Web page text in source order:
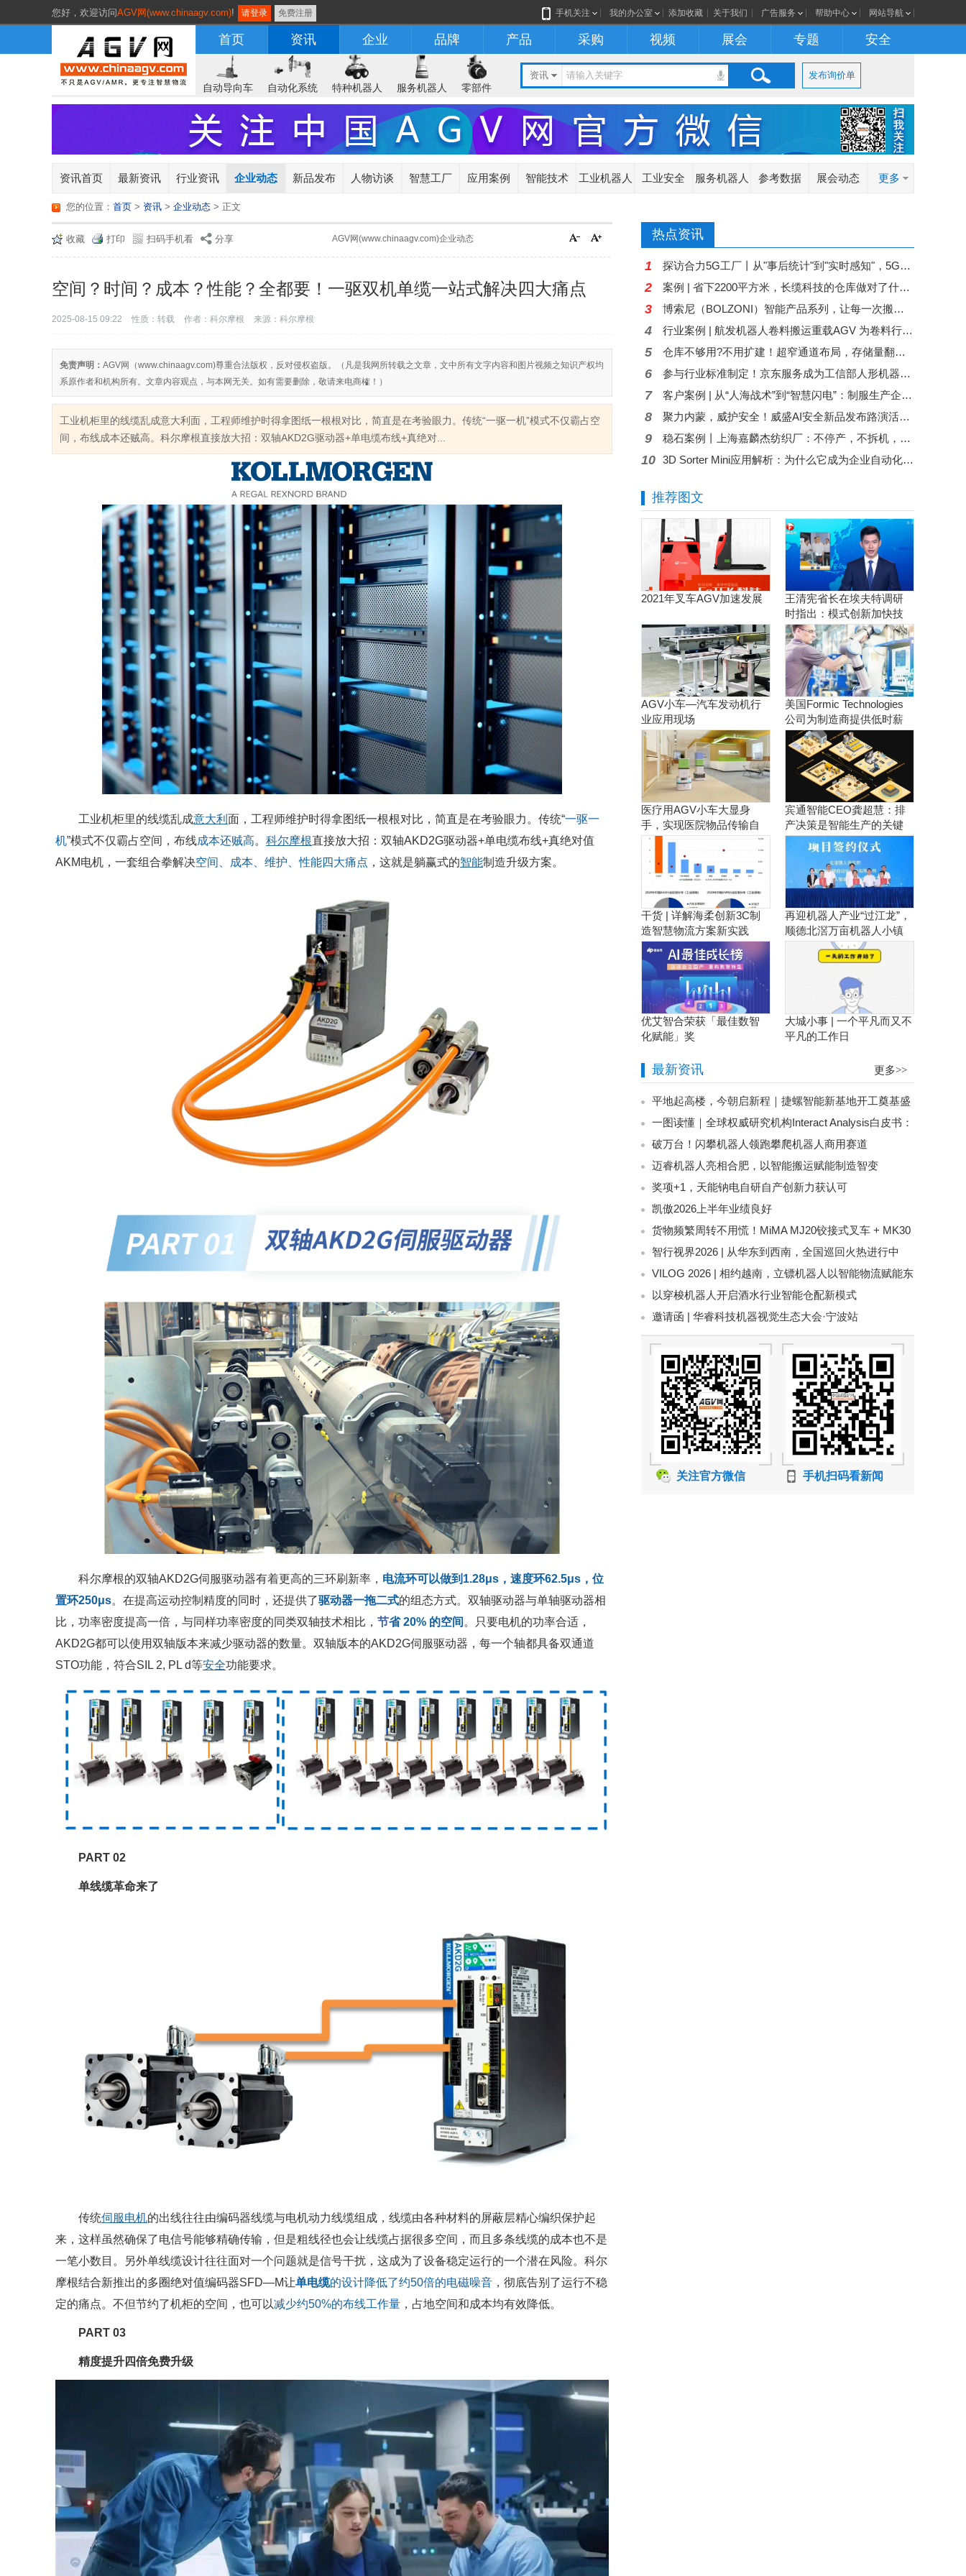
您好， 欢迎访问AGV网(www.chinaagv.com)! 请登录 免费注册 手机关注 我的办公室 添加收藏 关于我们 广告服务 帮助中心 网站导航
首页 资讯 企业 品牌 产品 采购 视频 展会 专题 安全
自动导向车 自动化系统 特种机器人 服务机器人 零部件
资讯 发布询价单
资讯首页 最新资讯 行业资讯 企业动态 新品发布 人物访谈 智慧工厂 应用案例 智能技术 工业机器人 工业安全 服务机器人 参考数据 展会动态 更多
您的位置： 首页 > 资讯 > 企业动态 > 正文
收藏 打印 扫码手机看 分享 AGV网(www.chinaagv.com)企业动态
空间？时间？成本？性能？全都要！一驱双机单缆一站式解决四大痛点
2025-08-15 09:22 性质：转载 作者：科尔摩根 来源：科尔摩根
免责声明： AGV网（www.chinaagv.com)尊重合法版权，反对侵权盗版。（凡是我网所转载之文章，文中所有文字内容和图片视频之知识产权均
系原作者和机构所有。文章内容观点，与本网无关。如有需要删除，敬请来电商榷！）
工业机柜里的线缆乱成意大利面，工程师维护时得拿图纸一根根对比，简直是在考验眼力。传统“一驱一机”模式不仅霸占空
间，布线成本还贼高。科尔摩根直接放大招：双轴AKD2G驱动器+单电缆布线+真绝对...
工业机柜里的线缆乱成意大利 面，工程师维护时得拿图纸一根根对比，简直是在考验眼力。传统“一驱一
机”模式不仅霸占空间，布线成本还贼高。 科尔摩根直接放大招：双轴AKD2G驱动器+单电缆布线+真绝对值
AKM电机，一套组合拳解决空间、成本、维护、性能四大痛点 ，这就是躺赢式的智能制造升级方案。
科尔摩根的双轴AKD2G伺服驱动器有着更高的三环刷新率， 电流环可以做到1.28μs，速度环62.5μs，位
置环250μs。在提高运动控制精度的同时，还提供了驱动器一拖二式的组态方式。双轴驱动器与单轴驱动器相
比，功率密度提高一倍，与同样功率密度的同类双轴技术相比， 节省 20% 的空间 。只要电机的功率合适，
AKD2G都可以使用双轴版本来减少驱动器的数量。双轴版本的AKD2G伺服驱动器，每一个轴都具备双通道
STO功能，符合SIL 2, PL d等安全功能要求。
PART 02
单线缆革命来了
传统伺服电机的出线往往由编码器线缆与电机动力线缆组成，线缆由各种材料的屏蔽层精心编织保护起
来，这样虽然确保了电信号能够精确传输，但是粗线径也会让线缆占据很多空间，而且多条线缆的成本也不是
一笔小数目。另外单线缆设计往往面对一个问题就是信号干扰，这成为了设备稳定运行的一个潜在风险。科尔
摩根结合新推出的多圈绝对值编码器SFD—M让单电缆的设计降低了约50倍的电磁噪音 ，彻底告别了运行不稳
定的痛点。不但节约了机柜的空间，也可以减少约50%的布线工作量 ，占地空间和成本均有效降低。
PART 03
精度提升四倍免费升级
热点资讯
1 探访合力5G工厂丨从"事后统计"到"实时感知"，5G让离散制造车间更"聪明"
2 案例 | 省下2200平方米，长缆科技的仓库做对了什么？
3 博索尼（BOLZONI）智能产品系列，让每一次搬运都更加智慧
4 行业案例 | 航发机器人卷料搬运重载AGV 为卷料行业运输难题“卷”出高效解决方案
5 仓库不够用?不用扩建！超窄通道布局，存储量翻倍，MiMA1.6吨站驾三向堆垛式叉车+智慧仓储，赋能机械配件行业空间扩容！
6 参与行业标准制定！京东服务成为工信部人形机器人与具身智能标委会应用工作组（WG5）成员
7 客户案例 | 从“人海战术”到“智慧闪电”：制服生产企业的分拣革命
8 聚力内蒙，威护安全！威盛AI安全新品发布路演活动圆满举行！
9 稳石案例丨上海嘉麟杰纺织厂：不停产，不拆机，旧立库完成智造再升级
10 3D Sorter Mini应用解析：为什么它成为企业自动化升级的第一步？
推荐图文
2021年叉车AGV加速发展
王清宪省长在埃夫特调研
时指出：模式创新加快技
术创新和产品创新的落地
AGV小车—汽车发动机行
业应用现场
美国Formic Technologies
公司为制造商提供低时薪
的租赁工业机器人服务
医疗用AGV小车大显身
手，实现医院物品传输自
动化！
宾通智能CEO龚超慧：排
产决策是智能生产的关键
干货 | 详解海柔创新3C制
造智慧物流方案新实践
再迎机器人产业“过江龙”，
顺德北滘万亩机器人小镇
正逐步成型！
优艾智合荣获「最佳数智
化赋能」奖
大城小事 | 一个平凡而又不
平凡的工作日
最新资讯 更多>>
平地起高楼，今朝启新程｜捷螺智能新基地开工奠基盛
典圆满落幕
一图读懂｜全球权威研究机构Interact Analysis白皮书：
上存下拣托盘方案市场潜力评估
破万台！闪攀机器人领跑攀爬机器人商用赛道
迈睿机器人亮相合肥，以智能搬运赋能制造智变
奖项+1，天能钠电自研自产创新力获认可
凯傲2026上半年业绩良好
货物频繁周转不用慌！MiMA MJ20铰接式叉车 + MK30
平衡重叉车，助力电商行业仓储效率翻倍！
智行视界2026 | 从华东到西南，全国巡回火热进行中
VILOG 2026 | 相约越南，立镖机器人以智能物流赋能东
南亚市场
以穿梭机器人开启酒水行业智能仓配新模式
邀请函 | 华睿科技机器视觉生态大会·宁波站
关注官方微信 手机扫码看新闻